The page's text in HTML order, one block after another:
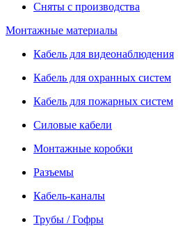
Сняты с производства
Монтажные материалы
Кабель для видеонаблюдения
Кабель для охранных систем
Кабель для пожарных систем
Силовые кабели
Монтажные коробки
Разъемы
Кабель-каналы
Трубы / Гофры